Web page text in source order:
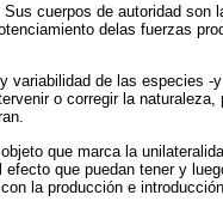
cuerpos de autoridad son
delas fuerzas
variabilidad de las especies -
o corregir la naturaleza,
que marca la
que puedan tener y
la producción e